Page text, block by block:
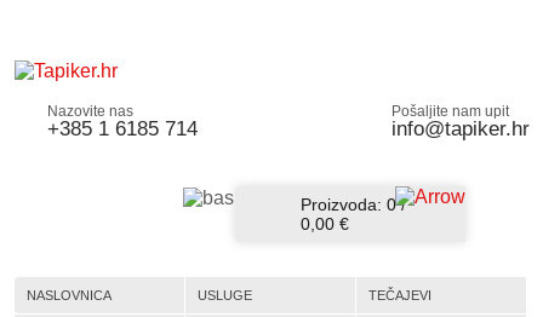
Nazovite nas
+385 1 6185 714
Pošaljite nam upit
info@tapiker.hr
Proizvoda: 0/
0,00 €
NASLOVNICA USLUGE TEČAJEVI